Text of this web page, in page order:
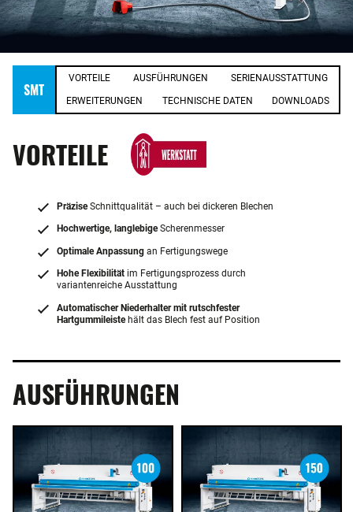
SMT
VORTEILE AUSFÜHRUNGEN SERIENAUSSTATTUNG
ERWEITERUNGEN TECHNISCHE DATEN DOWNLOADS
VORTEILE
PräziseSchnittqualität – auch bei dickeren Blechen
Hochwertige, langlebigeScherenmesser
Optimale Anpassung an Fertigungswege
Hohe Flexibilität im Fertigungsprozess durch
variantenreiche Ausstattung
Automatischer Niederhalter mit rutschfester
Hartgummileistehält das Blech fest auf Position
AUSFÜHRUNGEN